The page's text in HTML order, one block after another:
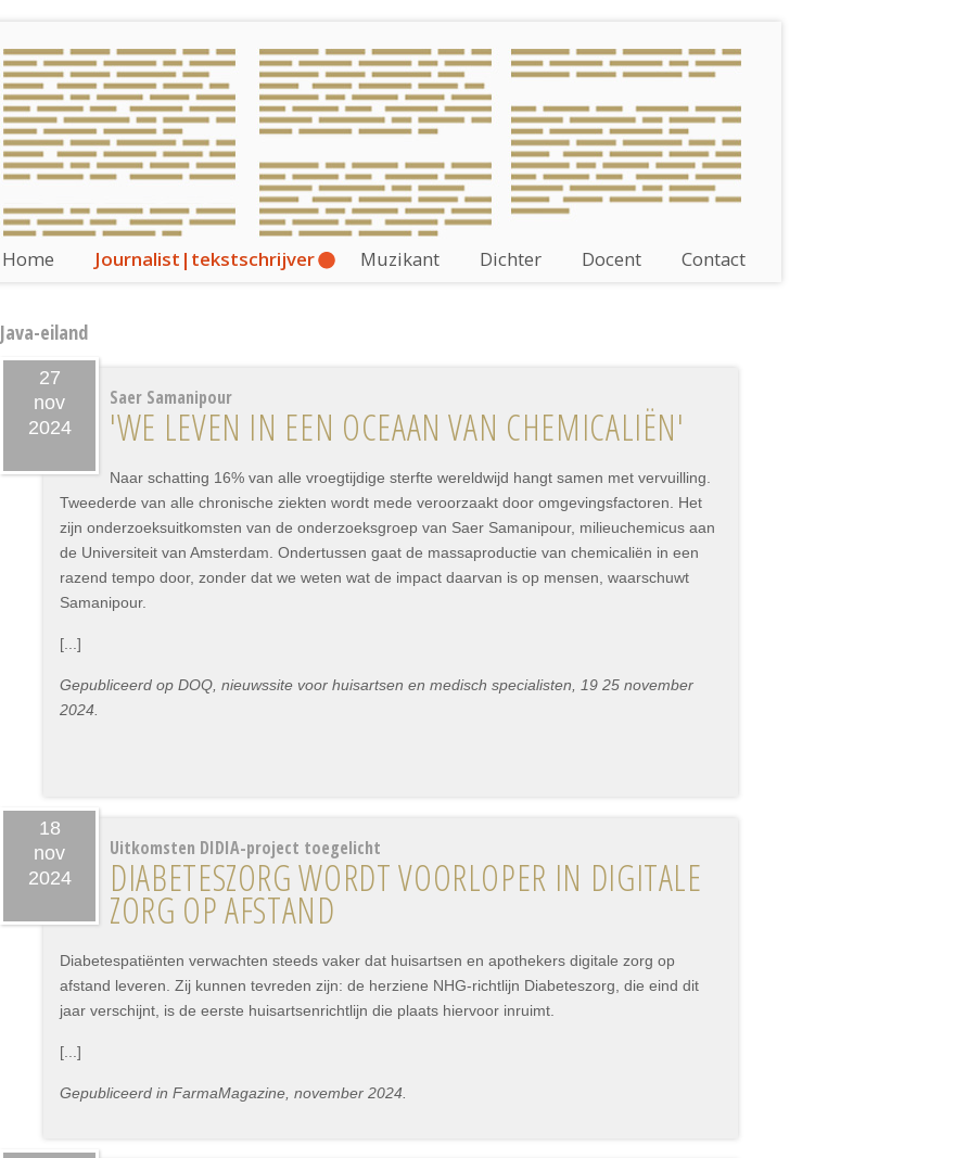
Home Journalist|tekstschrijver Muzikant Dichter Docent Contact
Java-eiland
27
nov
2024
Saer Samanipour
'WE LEVEN IN EEN OCEAAN VAN CHEMICALIËN'
Naar schatting 16% van alle vroegtijdige sterfte wereldwijd hangt samen met vervuilling.
Tweederde van alle chronische ziekten wordt mede veroorzaakt door omgevingsfactoren. Het
zijn onderzoeksuitkomsten van de onderzoeksgroep van Saer Samanipour, milieuchemicus aan
de Universiteit van Amsterdam. Ondertussen gaat de massaproductie van chemicaliën in een
razend tempo door, zonder dat we weten wat de impact daarvan is op mensen, waarschuwt
Samanipour.
[...]
Gepubliceerd op DOQ, nieuwssite voor huisartsen en medisch specialisten, 19 25 november
2024.
18
nov
2024
Uitkomsten DIDIA-project toegelicht
DIABETESZORG WORDT VOORLOPER IN DIGITALE
ZORG OP AFSTAND
Diabetespatiënten verwachten steeds vaker dat huisartsen en apothekers digitale zorg op
afstand leveren. Zij kunnen tevreden zijn: de herziene NHG-richtlijn Diabeteszorg, die eind dit
jaar verschijnt, is de eerste huisartsenrichtlijn die plaats hiervoor inruimt.
[...]
Gepubliceerd in FarmaMagazine, november 2024.